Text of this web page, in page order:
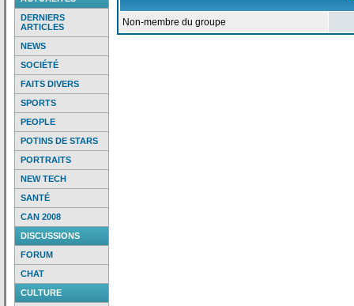
DERNIERS
ARTICLES
NEWS
SOCIÉTÉ
FAITS DIVERS
SPORTS
PEOPLE
POTINS DE STARS
PORTRAITS
NEW TECH
SANTÉ
CAN 2008
DISCUSSIONS
FORUM
CHAT
CULTURE
Non-membre du groupe